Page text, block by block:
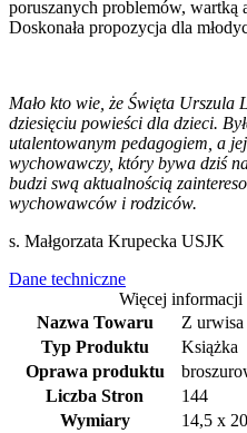
poruszanych problemów, wartką
Doskonała propozycja dla
Mało kto wie, że Święta Urszula
dziesięciu powieści dla dzieci.
utalentowanym pedagogiem, a
wychowawczy, który bywa dziś
budzi swą aktualnością
wychowawców i rodziców.
s. Małgorzata Krupecka USJK
Dane techniczne
Więcej informacji
Nazwa Towaru
Z urwisa
Typ Produktu
Książka
Oprawa produktu
Liczba Stron
144
Wymiary
14,5 x